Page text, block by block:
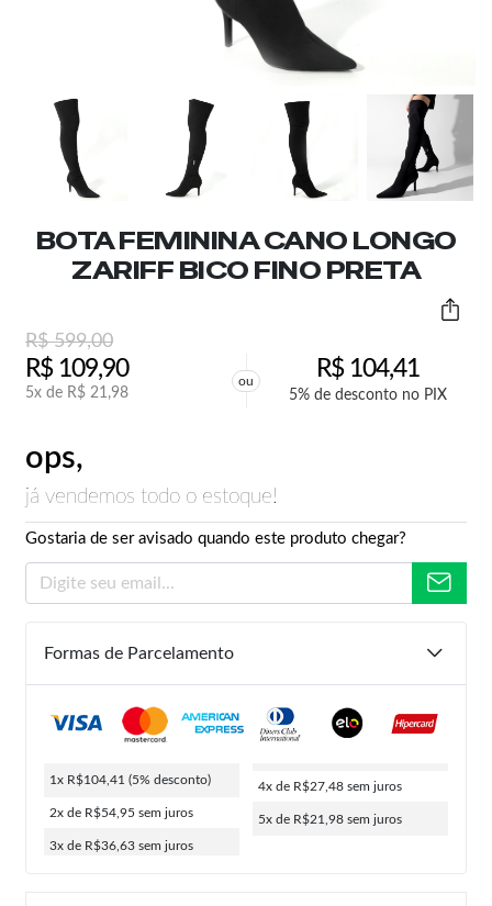
BOTA FEMININA CANO LONGO
ZARIFF BICO FINO PRETA
R$599,00
R$109,90
5x de R$ 21,98
ou R$104,41
5% de desconto no PIX
ops,
já vendemos todo o estoque!
Gostaria de ser avisado quando este produto chegar?
Formas de Parcelamento
1x R$104,41 (5% desconto)
2x de R$54,95 sem juros
3x de R$36,63 sem juros
4x de R$27,48 sem juros
5x de R$21,98 sem juros